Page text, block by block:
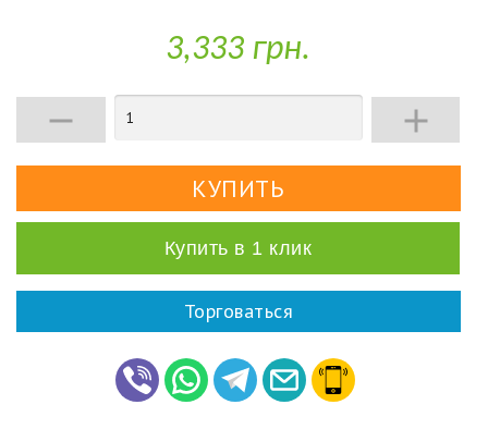
3,333 грн.
 
Купить в 1 клик
Торговаться